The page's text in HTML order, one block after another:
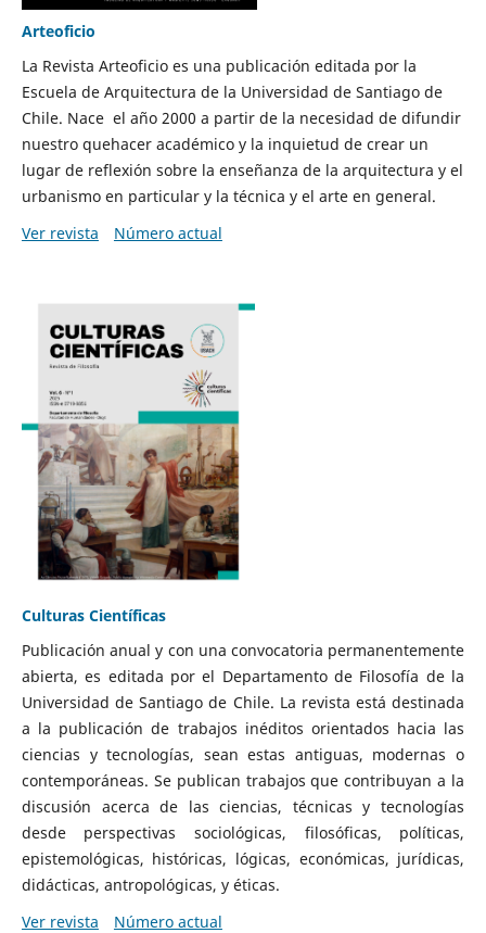
Arteoficio
La Revista Arteoficio es una publicación editada por la
Escuela de Arquitectura de la Universidad de Santiago de
Chile. Nace el año 2000 a partir de la necesidad de difundir
nuestro quehacer académico y la inquietud de crear un
lugar de reflexión sobre la enseñanza de la arquitectura y el
urbanismo en particular y la técnica y el arte en general.
Ver revista
Número actual
Culturas Científicas
Publicación anual y con una convocatoria permanentemente
abierta, es editada por el Departamento de Filosofía de la
Universidad de Santiago de Chile. La revista está destinada
a la publicación de trabajos inéditos orientados hacia las
ciencias y tecnologías, sean estas antiguas, modernas o
contemporáneas. Se publican trabajos que contribuyan a la
discusión acerca de las ciencias, técnicas y tecnologías
desde perspectivas sociológicas, filosóficas, políticas,
epistemológicas, históricas, lógicas, económicas, jurídicas,
didácticas, antropológicas, y éticas.
Ver revista
Número actual